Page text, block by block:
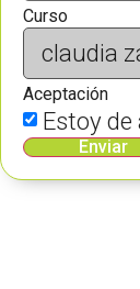
Curso
Aceptación
Estoy
Enviar